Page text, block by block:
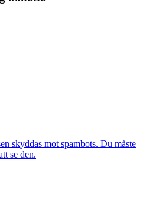
skyddas mot spambots. Du måste
se den.